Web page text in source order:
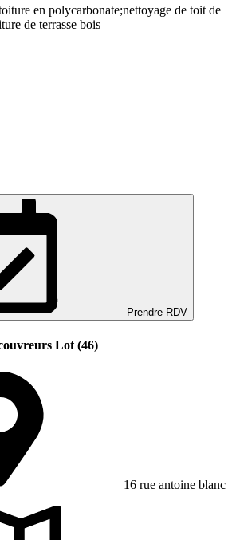
en polycarbonate;nettoyage de toit de
de terrasse bois
Prendre RDV
Lot (46)
16 rue antoine blanc